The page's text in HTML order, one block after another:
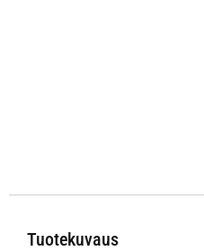
Tuotekuvaus